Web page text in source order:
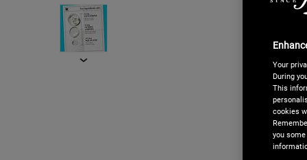
ACHETEZ
Nous proposons
Apple
Your
During
This
cookies
you